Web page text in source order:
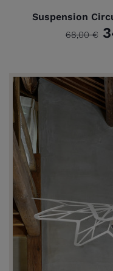
Suspension
68,00 €